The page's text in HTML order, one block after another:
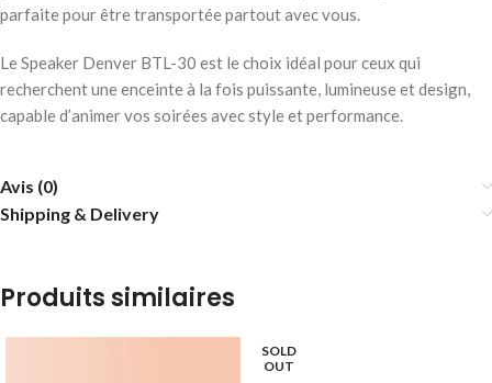
parfaite pour être transportée partout avec vous.
Le Speaker Denver BTL-30 est le choix idéal pour ceux qui
recherchent une enceinte à la fois puissante, lumineuse et design,
capable d’animer vos soirées avec style et performance.
Avis (0)
Shipping & Delivery
Produits similaires
SOLD
OUT